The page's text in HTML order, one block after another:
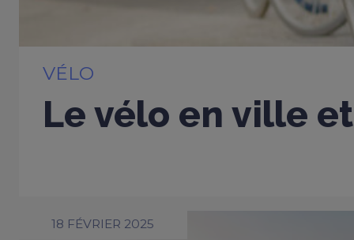
VÉLO
Le vélo en ville
18 FÉVRIER 2025